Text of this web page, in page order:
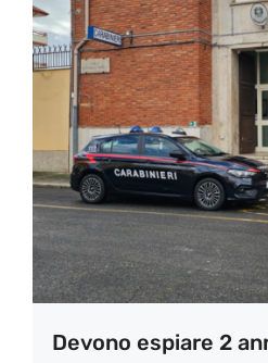
Devono espiare 2